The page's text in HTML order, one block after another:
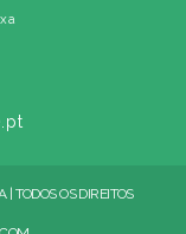
TODOS OS DIREITOS